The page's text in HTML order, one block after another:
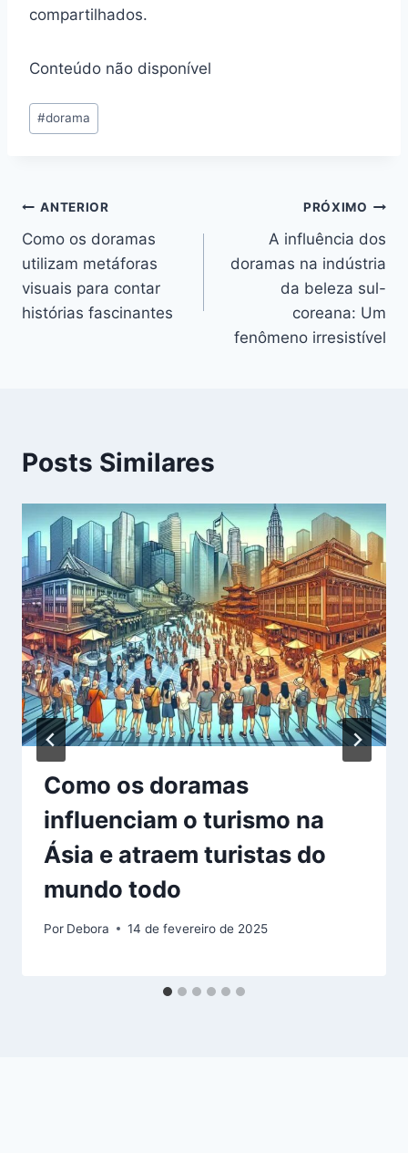
compartilhados.
Conteúdo não disponível
Tags
do
#dorama
Navegação
de
Post
ANTERIOR
Como os doramas
utilizam metáforas
visuais para contar
histórias fascinantes
PRÓXIMO
A influência dos
doramas na indústria
da beleza sul-
coreana: Um
fenômeno irresistível
Posts Similares
Como os doramas
influenciam o turismo na
Ásia e atraem turistas do
mundo todo
Por Debora 14 de fevereiro de 2025